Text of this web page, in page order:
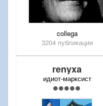
collega
3204 публикации
renyxa
идиот-марксист